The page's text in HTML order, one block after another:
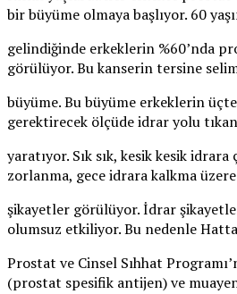
bir büyüme olmaya başlıyor. 60
gelindiğinde erkeklerin %60’nda
görülüyor. Bu kanserin tersine
büyüme. Bu büyüme erkeklerin
gerektirecek ölçüde idrar yolu
yaratıyor. Sık sık, kesik kesik
zorlanma, gece idrara kalkma üzere
şikayetler görülüyor. İdrar
olumsuz etkiliyor. Bu nedenle
Prostat ve Cinsel Sıhhat
(prostat spesifik antijen) ve